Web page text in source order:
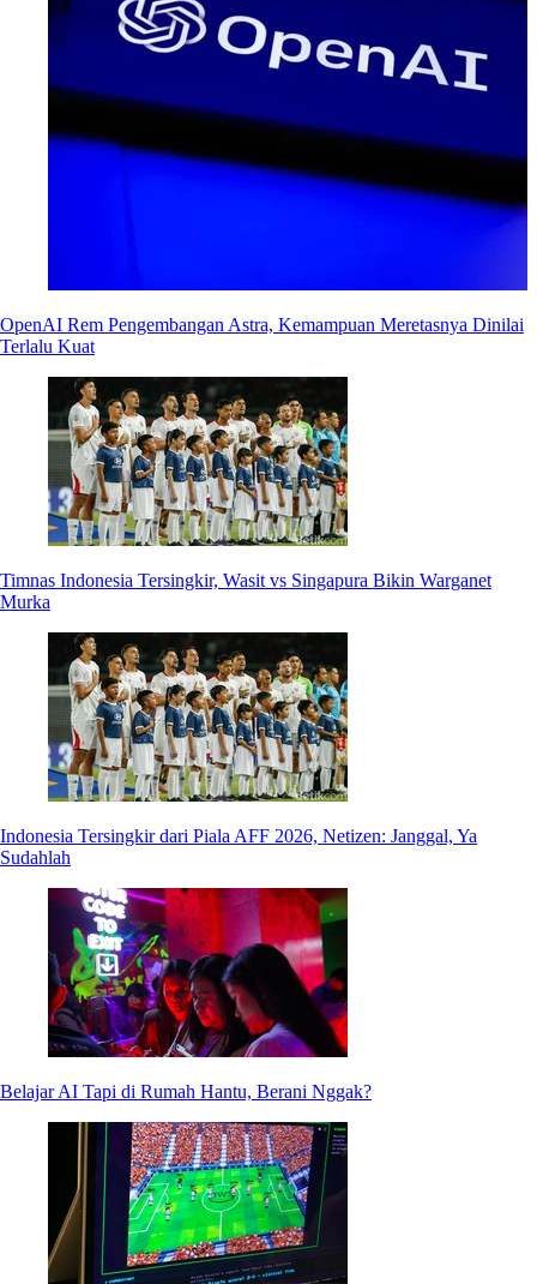
OpenAI Rem Pengembangan Astra, Kemampuan Meretasnya Dinilai
Terlalu Kuat
Timnas Indonesia Tersingkir, Wasit vs Singapura Bikin Warganet
Murka
Indonesia Tersingkir dari Piala AFF 2026, Netizen: Janggal, Ya
Sudahlah
Belajar AI Tapi di Rumah Hantu, Berani Nggak?